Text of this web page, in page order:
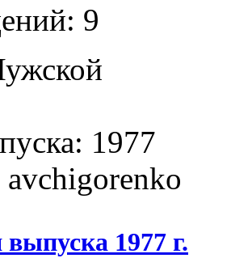
9
1977
1977 г.